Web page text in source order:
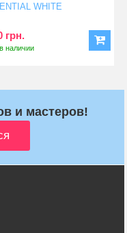
WHITE
грн.
наличии
и мастеров!